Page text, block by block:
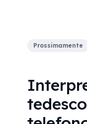
Prossimamente